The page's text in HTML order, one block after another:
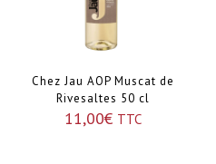
Chez Jau AOP Muscat de
Rivesaltes 50 cl
11,00€ TTC